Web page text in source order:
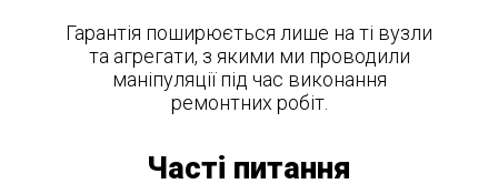
Гарантія поширюється лише на ті вузли
та агрегати, з якими ми проводили
маніпуляції під час виконання
ремонтних робіт.
Часті питання